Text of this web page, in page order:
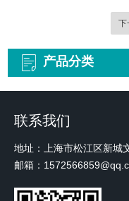
性。过滤器
测体系。当下
产品分类
联系我们
地址：上海市松江区新城
邮箱：